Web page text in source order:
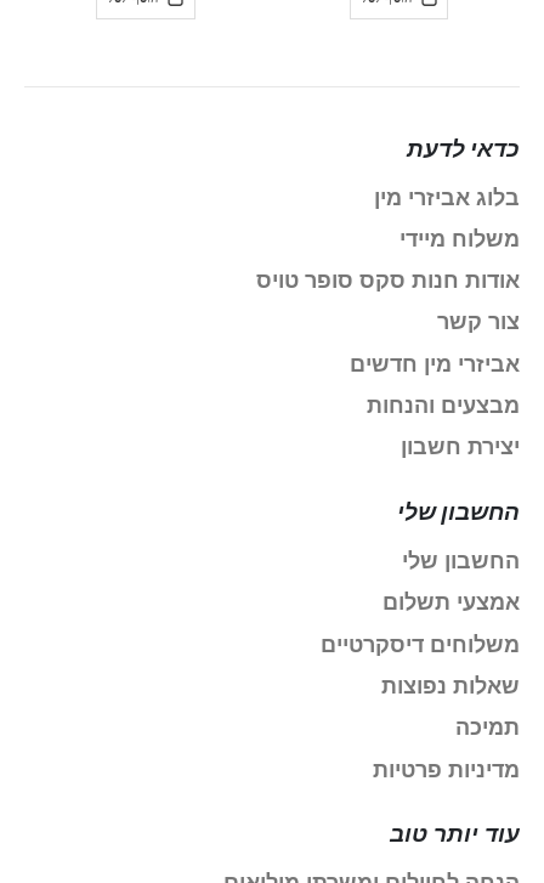
כדאי לדעת
בלוג אביזרי מין
משלוח מיידי
אודות חנות סקס סופר טויס
צור קשר
אביזרי מין חדשים
מבצעים והנחות
יצירת חשבון
החשבון שלי
החשבון שלי
אמצעי תשלום
משלוחים דיסקרטיים
שאלות נפוצות
תמיכה
מדיניות פרטיות
עוד יותר טוב